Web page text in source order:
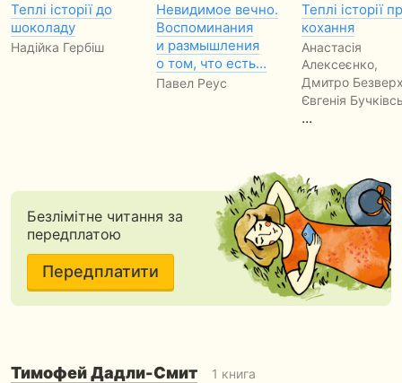
Теплі історії до
шоколаду
Надійка Гербіш
Невидимое вечно.
Воспоминания
и размышления
о том, что есть…
Павел Реус
Теплі історії
кохання
Анастасія
Алексеєнко,
Дмитро
Євгенія
...
Безлімітне читання за
передплатою
Передплатити
Тимофей Дадли-Смит 1 книга